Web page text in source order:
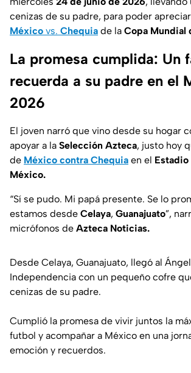
cenizas de su padre, para poder
México vs. Chequia de la Copa Mundial
La promesa cumplida: Un
recuerda a su padre en el
2026
El joven narró que vino desde su hogar
apoyar a la Selección Azteca, justo hoy
de México contra Chequia en el
México.
“Sí se pudo. Mi papá presente. Se lo
estamos desde Celaya, Guanajuato”,
micrófonos de Azteca Noticias.
Desde Celaya, Guanajuato, llegó al
Independencia con un pequeño cofre
cenizas de su padre.
Cumplió la promesa de vivir juntos la
futbol y acompañar a México en una
emoción y recuerdos.